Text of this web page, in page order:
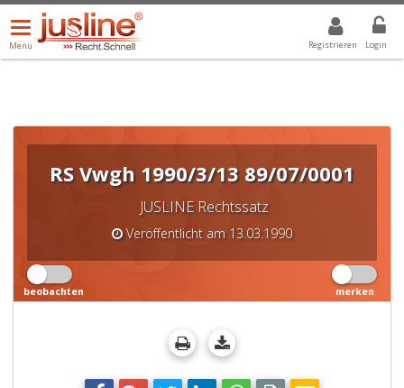
Registrieren Login
Menü
öffnen/schließen
Menü
ALLE DROPDOWN: GEWÄHLTER WERT IST ALLE
RS Vwgh 1990/3/13 89/07/0001
JUSLINE Rechtssatz
Veröffentlicht am 13.03.1990
beobachten merken